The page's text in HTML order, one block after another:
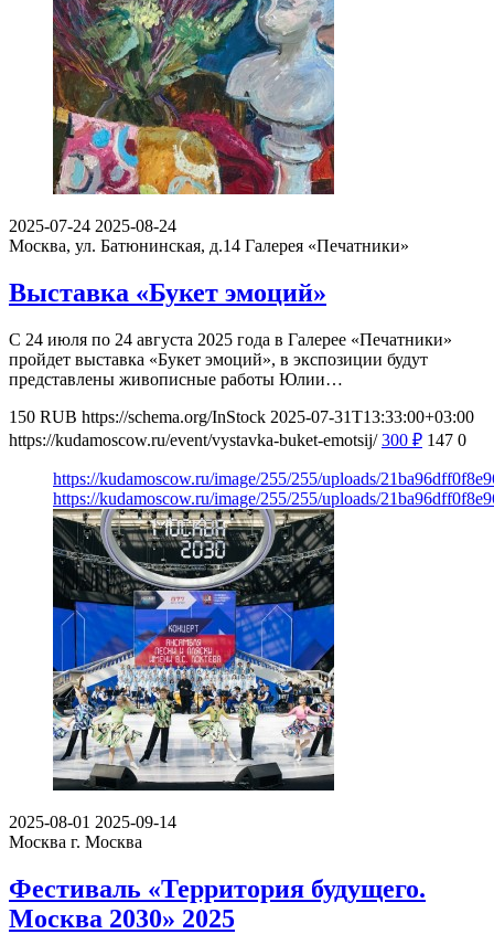
2025-07-24 2025-08-24
Москва, ул. Батюнинская, д.14 Галерея «Печатники»
Выставка «Букет эмоций»
С 24 июля по 24 августа 2025 года в Галерее «Печатники»
пройдет выставка «Букет эмоций», в экспозиции будут
представлены живописные работы Юлии…
150 RUB https://schema.org/InStock 2025-07-31T13:33:00+03:00
https://kudamoscow.ru/event/vystavka-buket-emotsij/ 300 ₽ 147 0
https://kudamoscow.ru/image/255/255/uploads/
https://kudamoscow.ru/image/255/255/uploads/
2025-08-01 2025-09-14
Москва г. Москва
Фестиваль «Территория будущего.
Москва 2030» 2025